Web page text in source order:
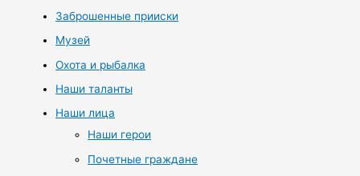
Заброшенные прииски
Музей
Охота и рыбалка
Наши таланты
Наши лица
Наши герои
Почетные граждане